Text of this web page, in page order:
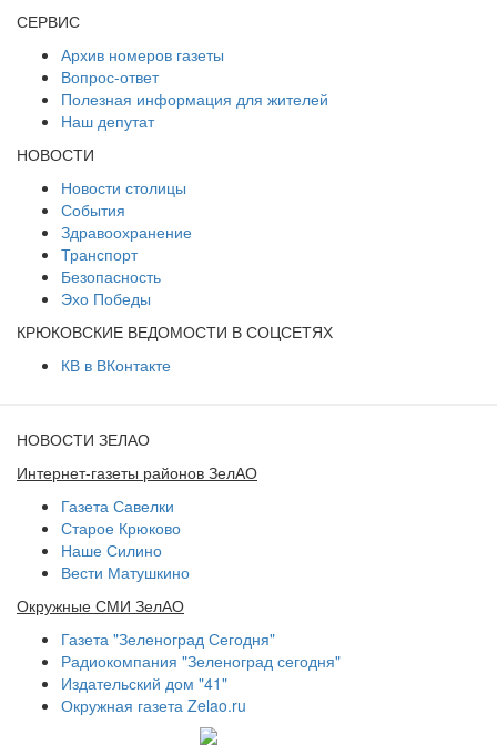
СЕРВИС
Архив номеров газеты
Вопрос-ответ
Полезная информация для жителей
Наш депутат
НОВОСТИ
Новости столицы
События
Здравоохранение
Транспорт
Безопасность
Эхо Победы
КРЮКОВСКИЕ ВЕДОМОСТИ В СОЦСЕТЯХ
КВ в ВКонтакте
НОВОСТИ ЗЕЛАО
Интернет-газеты районов ЗелАО
Газета Савелки
Старое Крюково
Наше Силино
Вести Матушкино
Окружные СМИ ЗелАО
Газета "Зеленоград Сегодня"
Радиокомпания "Зеленоград сегодня"
Издательский дом "41"
Окружная газета Zelao.ru